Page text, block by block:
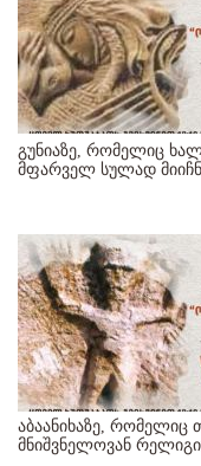
გუნიაზე, რომელიც
მფარველ სულად
აბაანიხაზე,
მნიშვნელოვან